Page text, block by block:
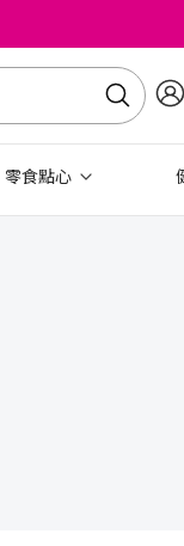
零食點心